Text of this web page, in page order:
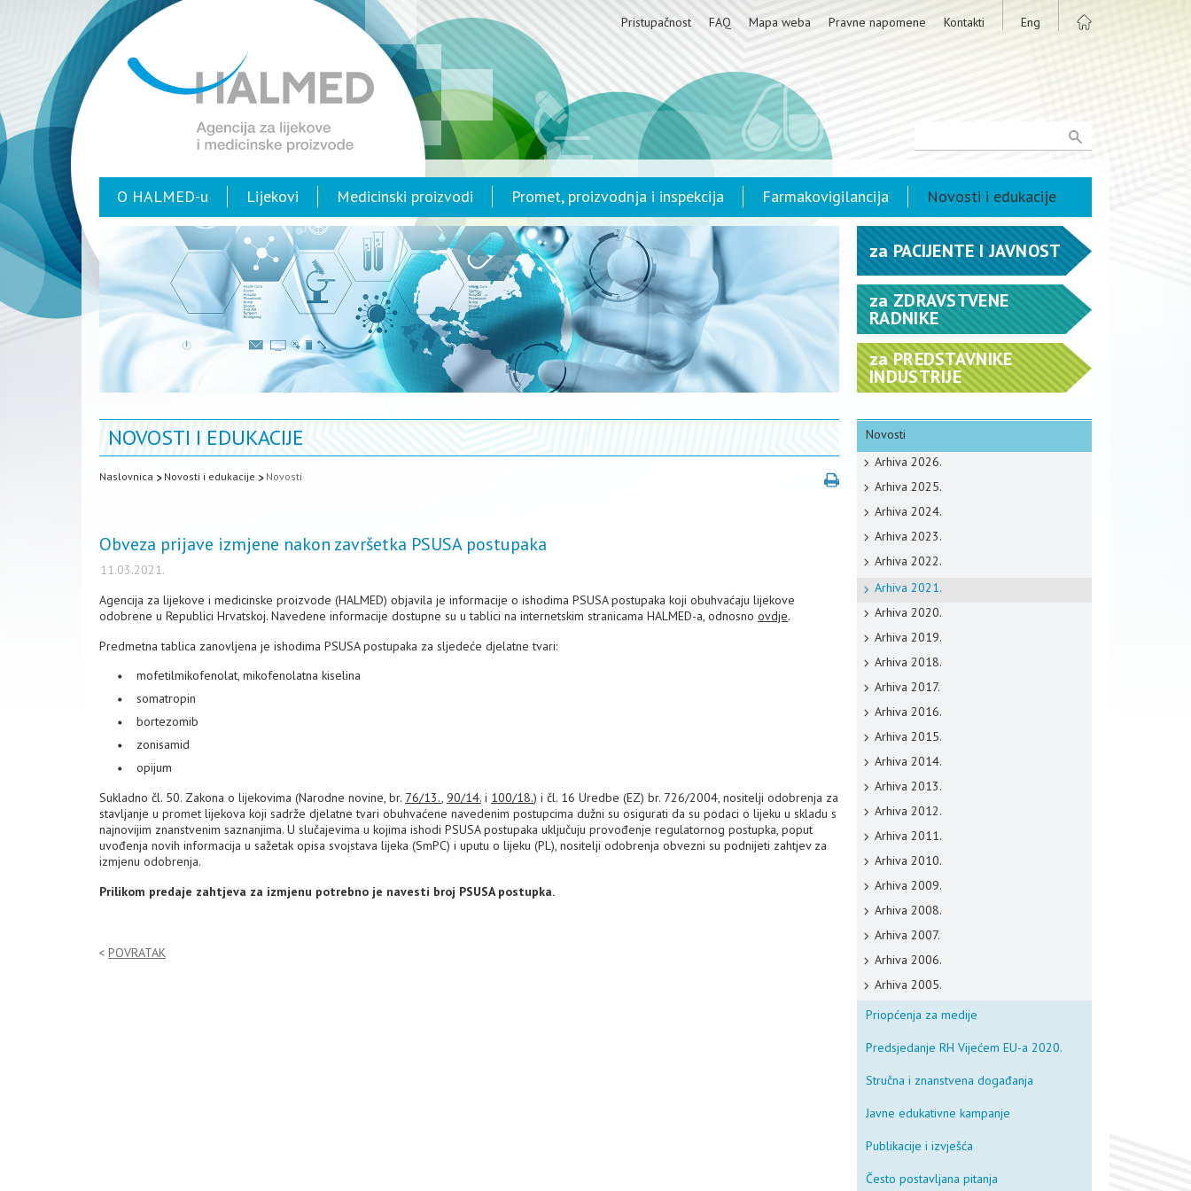
Pristupačnost FAQ Mapa weba Pravne napomene Kontakti Eng
O HALMED-u Lijekovi Medicinski proizvodi Promet, proizvodnja i inspekcija Farmakovigilancija Novosti i edukacije
NOVOSTI I EDUKACIJE
Naslovnica Novosti i edukacije Novosti
Obveza prijave izmjene nakon završetka PSUSA postupaka
11.03.2021.
Agencija za lijekove i medicinske proizvode (HALMED) objavila je informacije o ishodima PSUSA postupaka koji obuhvaćaju lijekove
odobrene u Republici Hrvatskoj. Navedene informacije dostupne su u tablici na internetskim stranicama HALMED-a, odnosno ovdje.
Predmetna tablica zanovljena je ishodima PSUSA postupaka za sljedeće djelatne tvari:
mofetilmikofenolat, mikofenolatna kiselina
somatropin
bortezomib
zonisamid
opijum
Sukladno čl. 50. Zakona o lijekovima (Narodne novine, br. 76/13., 90/14. i 100/18.) i čl. 16 Uredbe (EZ) br. 726/2004, nositelji odobrenja za
stavljanje u promet lijekova koji sadrže djelatne tvari obuhvaćene navedenim postupcima dužni su osigurati da su podaci o lijeku u skladu s
najnovijim znanstvenim saznanjima. U slučajevima u kojima ishodi PSUSA postupaka uključuju provođenje regulatornog postupka, poput
uvođenja novih informacija u sažetak opisa svojstava lijeka (SmPC) i uputu o lijeku (PL), nositelji odobrenja obvezni su podnijeti zahtjev za
izmjenu odobrenja.
Prilikom predaje zahtjeva za izmjenu potrebno je navesti broj PSUSA postupka.
POVRATAK
za PACIJENTE I JAVNOST
za ZDRAVSTVENE
RADNIKE
zaPREDSTAVNIKE
INDUSTRIJE
Novosti
Arhiva 2026.
Arhiva 2025.
Arhiva 2024.
Arhiva 2023.
Arhiva 2022.
Arhiva 2021.
Arhiva 2020.
Arhiva 2019.
Arhiva 2018.
Arhiva 2017.
Arhiva 2016.
Arhiva 2015.
Arhiva 2014.
Arhiva 2013.
Arhiva 2012.
Arhiva 2011.
Arhiva 2010.
Arhiva 2009.
Arhiva 2008.
Arhiva 2007.
Arhiva 2006.
Arhiva 2005.
Priopćenja za medije
Predsjedanje RH Vijećem EU-a 2020.
Stručna i znanstvena događanja
Javne edukativne kampanje
Publikacije i izvješća
Često postavljana pitanja